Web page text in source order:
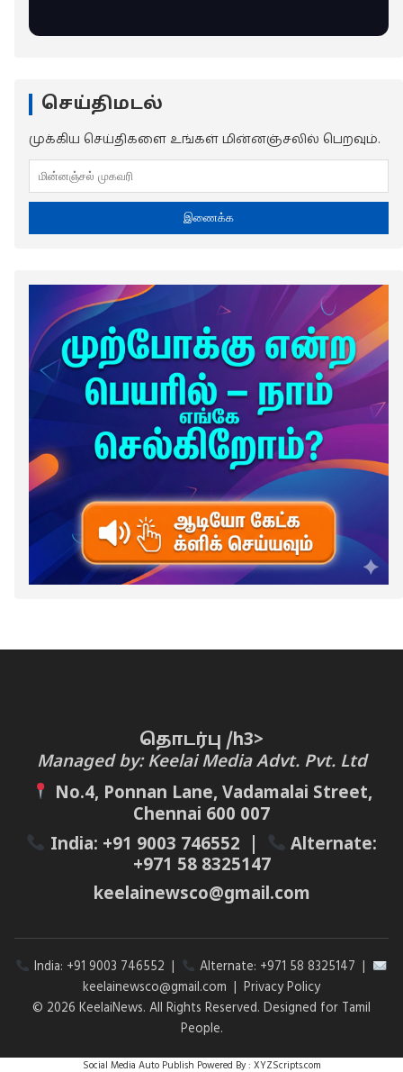
செய்திமடல்
முக்கிய செய்திகளை உங்கள் மின்னஞ்சலில் பெறவும்.
இணைக்க
தொடர்பு /h3>
Managed by: Keelai Media Advt. Pvt. Ltd
No.4, Ponnan Lane, Vadamalai Street,
Chennai 600 007
India: +91 9003 746552
Alternate:
+971 58 8325147
keelainewsco@gmail.com
India: +91 9003 746552 Alternate: +971 58 8325147
keelainewsco@gmail.com
Privacy Policy
© 2026 KeelaiNews. All Rights Reserved. Designed for Tamil
People.
Social Media Auto Publish Powered By : XYZScripts.com